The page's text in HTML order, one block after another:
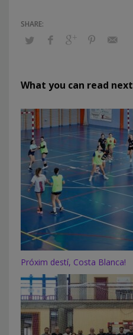
What you can read next
Próxim destí, Costa Blanca!